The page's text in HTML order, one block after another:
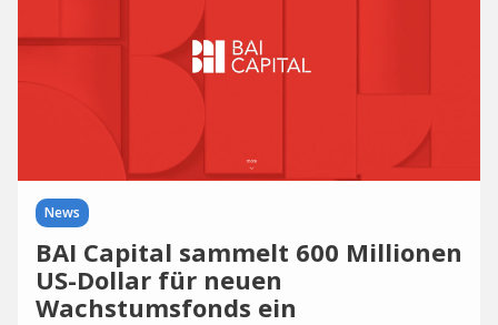
News
BAI Capital sammelt 600 Millionen
US-Dollar für neuen
Wachstumsfonds ein